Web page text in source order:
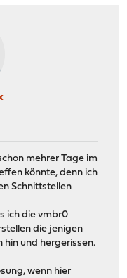
mehrer Tage im
könnte, denn ich
Schnittstellen
ich die vmbr0
die jenigen
hin und hergerissen.
wenn hier